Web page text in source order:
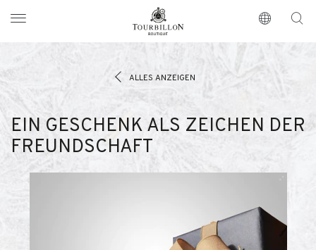
https://www.tourbillon.com/de
ALLES ANZEIGEN
EIN GESCHENK ALS ZEICHEN DER
FREUNDSCHAFT